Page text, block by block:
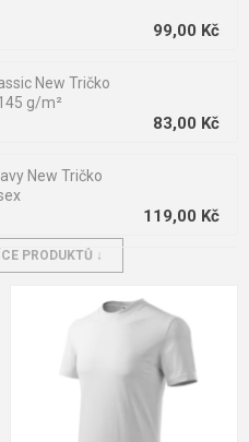
99,00 Kč
New Tričko
g/m²
83,00 Kč
New Tričko
119,00 Kč
Tričko dámské
126,00 Kč
Kids Čepice
73,00 Kč
PRODUKTŮ ↓